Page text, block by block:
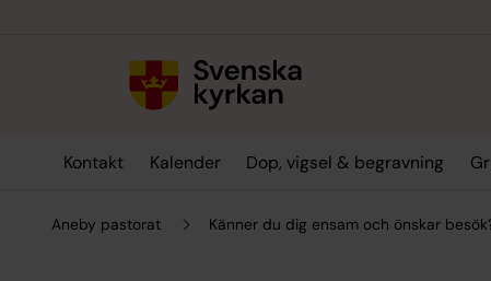
Kontakt Kalender Dop, vigsel & begravning
Aneby pastorat Känner du dig ensam och önskar